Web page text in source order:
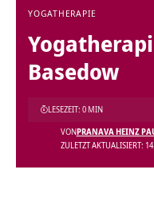
YOGATHERAPIE
Basedow
ZULETZT AKTUALISIERT:
VONPRANAVA HEINZ
LESEZEIT: 0 MIN